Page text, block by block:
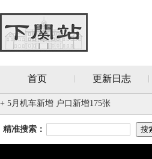
首页 更新日志
+ 5月机车新增 户口新增175张
精准搜索：